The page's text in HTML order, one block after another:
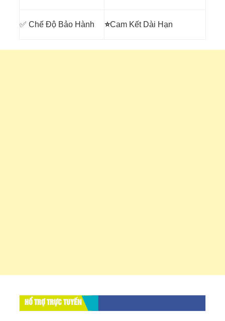
✅ Chế Độ Bảo Hành ⭐Cam Kết Dài Hạn
HỔ TRỢ TRỰC TUYẾN